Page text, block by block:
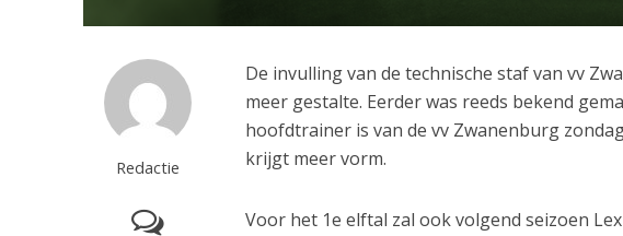
Redactie
De invulling van de technische staf van vv
meer gestalte. Eerder was reeds bekend
hoofdtrainer is van de vv Zwanenburg
krijgt meer vorm.
Voor het 1e elftal zal ook volgend seizoen